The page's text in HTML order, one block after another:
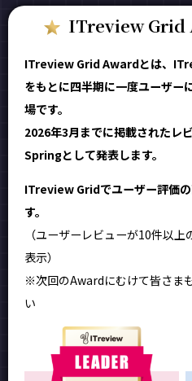
ITreview Grid
ITreview Grid Awardとは、
をもとに四半期に一度ユーザー
場です。
2026年3月までに掲載されたレ
Springとして発表します。
ITreview Gridでユーザー評価
す。
（ユーザーレビューが10件以
表示）
※次回のAwardにむけて皆さま
い